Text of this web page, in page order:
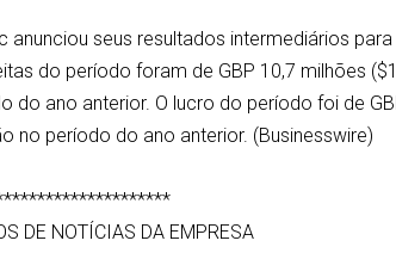
anunciou seus resultados intermediários
do período foram de GBP 10,7 milhões
do ano anterior. O lucro do período foi de
no período do ano anterior. (Businesswire)
DE NOTÍCIAS DA EMPRESA